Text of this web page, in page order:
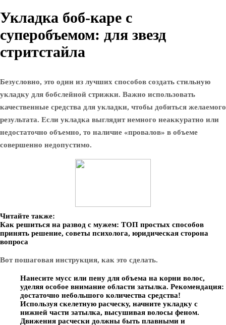
Укладка боб-каре с
суперобъемом: для звезд
стритстайла
Безусловно, это один из лучших способов создать стильную
укладку для бобслейной стрижки. Важно использовать
качественные средства для укладки, чтобы добиться желаемого
результата. Если укладка выглядит немного неаккуратно или
недостаточно объемно, то наличие «провалов» в объеме
совершенно недопустимо.
Читайте также:
Как решиться на развод с мужем: ТОП простых способов
принять решение, советы психолога, юридическая сторона
вопроса
Вот пошаговая инструкция, как это сделать.
Нанесите мусс или пену для объема на корни волос,
уделяя особое внимание области затылка. Рекомендация:
достаточно небольшого количества средства!
Используя скелетную расческу, начните укладку с
нижней части затылка, высушивая волосы феном.
Движения расчески должны быть плавными и